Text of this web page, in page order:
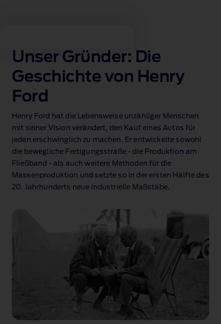
Unser Gründer: Die
Geschichte von Henry
Ford
Henry Ford hat die Lebensweise unzähliger Menschen
mit seiner Vision verändert, den Kauf eines Autos für
jeden erschwinglich zu machen. Er entwickelte sowohl
die bewegliche Fertigungsstraße ‑ die Produktion am
Fließband ‑ als auch weitere Methoden für die
Massenproduktion und setzte so in der ersten Hälfte des
20. Jahrhunderts neue industrielle Maßstäbe.